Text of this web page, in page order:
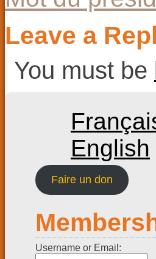
Leave a
You must be
English
Faire un don
Username or Email: